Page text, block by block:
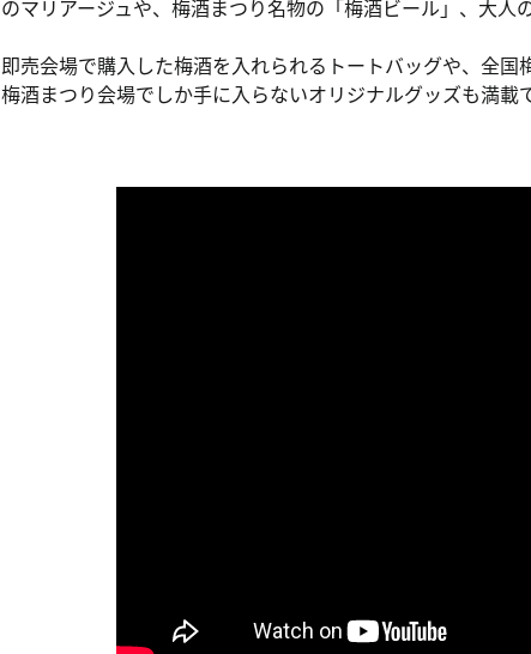
のマリアージュや、梅酒まつり名物の「梅酒ビール」、大
即売会場で購入した梅酒を入れられるトートバッグや、全国
梅酒まつり会場でしか手に入らないオリジナルグッズも満載で